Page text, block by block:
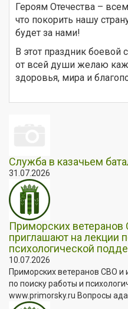
Героям Отечества –
что покорить нашу
будет за нами!
В этот праздник боевой
от всей души желаю
здоровья, мира и
Служба в казачьем
31.07.2026
Приморских
приглашают на лекции
психологической
10.07.2026
Приморских ветеранов СВО
по поиску работы и
www.primorsky.ru Вопросы